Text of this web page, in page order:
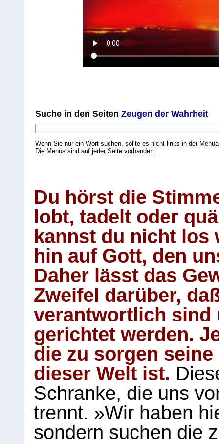
Suche in den Seiten Zeugen der Wahrheit
Wenn Sie nur ein Wort suchen, sollte es nicht links in der
Die Menüs sind auf jeder Seite vorhanden.
Du hörst die
lobt, tadelt oder
kannst du nicht los
hin auf Gott, den
Daher lässt das
Zweifel darüber,
verantwortlich sind
gerichtet werden.
die zu sorgen
dieser Welt ist.
Schranke, die uns
trennt. »Wir haben
sondern suchen die